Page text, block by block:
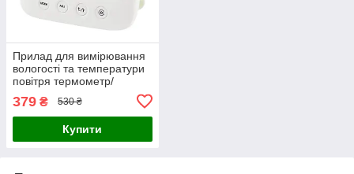
Прилад для вимірювання
вологості та температури
повітря термометр/
гігрометр/з годинником і
підсвіткою E0828s білий
379 ₴ 530 ₴
Купити